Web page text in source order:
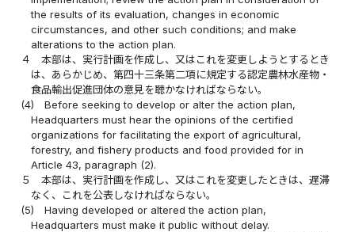
the results of its evaluation, changes in economic
circumstances, and other such conditions; and make
alterations to the action plan.
４
本部は、実行計画を作成し、又はこれを変更しようとするとき
は、あらかじめ、第四十三条第二項に規定する認定農林水産物・
食品輸出促進団体の意見を聴かなければならない。
(4)
Before seeking to develop or alter the action plan,
Headquarters must hear the opinions of the certified
organizations for facilitating the export of agricultural,
forestry, and fishery products and food provided for in
Article 43, paragraph (2).
５
本部は、実行計画を作成し、又はこれを変更したときは、遅滞
なく、これを公表しなければならない。
(5)
Having developed or altered the action plan,
Headquarters must make it public without delay.